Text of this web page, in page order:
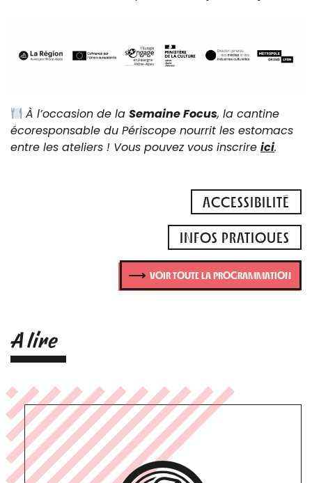
À l’occasion de laSemaine Focus, la cantine
écoresponsable du Périscope nourrit les estomacs
entre les ateliers ! Vous pouvez vous inscrire ici.
ACCESSIBILITÉ
INFOS PRATIQUES
VOIR TOUTE LA PROGRAMMATION
A lire